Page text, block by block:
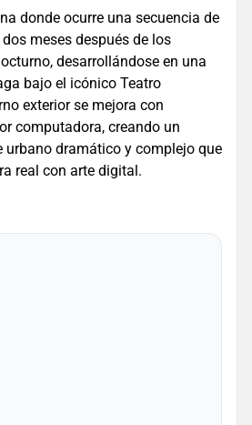
donde ocurre una secuencia de
meses después de los
desarrollándose en una
bajo el icónico Teatro
exterior se mejora con
computadora, creando un
urbano dramático y complejo que
real con arte digital.